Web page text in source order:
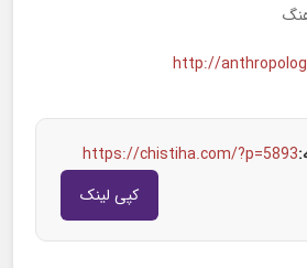
http://
https://chistiha.com/?p=5893
کپی لینک